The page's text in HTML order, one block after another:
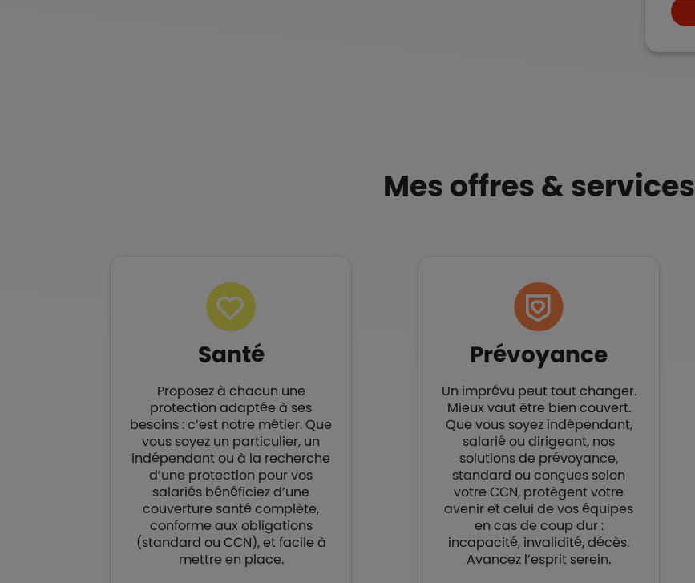
Mes offres & services
Santé
Proposez à chacun une
protection adaptée à ses
besoins : c’est notre métier. Que
vous soyez un particulier, un
indépendant ou à la recherche
d’une protection pour vos
salariés bénéficiez d’une
couverture santé complète,
conforme aux obligations
(standard ou CCN), et facile à
mettre en place.​
Prévoyance
Un imprévu peut tout changer.
Mieux vaut être bien couvert.​
Que vous soyez indépendant,
salarié ou dirigeant, nos
solutions de prévoyance,
standard ou conçues selon
votre CCN, protègent votre
avenir et celui de vos équipes
en cas de coup dur :
incapacité, invalidité, décès.
Avancez l’esprit serein.​